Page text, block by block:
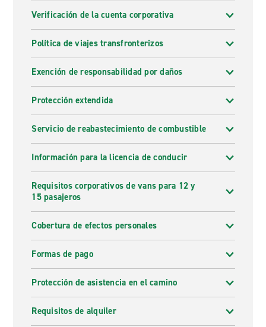
Verificación de la cuenta corporativa
Política de viajes transfronterizos
Exención de responsabilidad por daños
Protección extendida
Servicio de reabastecimiento de combustible
Información para la licencia de conducir
Requisitos corporativos de vans para 12 y
15 pasajeros
Cobertura de efectos personales
Formas de pago
Protección de asistencia en el camino
Requisitos de alquiler